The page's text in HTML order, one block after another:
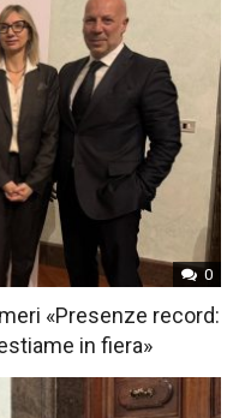
0
«Presenze record:
in fiera»